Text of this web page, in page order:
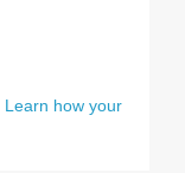
Learn how your